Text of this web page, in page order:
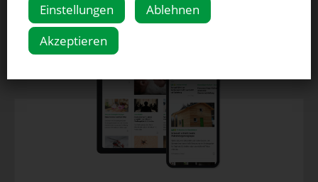
Einstellungen
Ablehnen
Akzeptieren